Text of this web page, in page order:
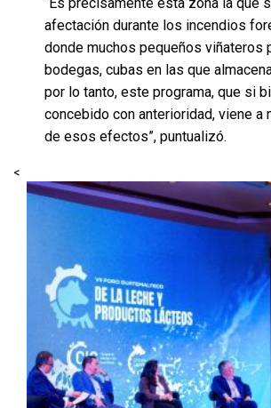
afectación durante los incendios
donde muchos pequeños viñateros
bodegas, cubas en las que
por lo tanto, este programa, que si
concebido con anterioridad, viene a
de esos efectos”, puntualizó.
<